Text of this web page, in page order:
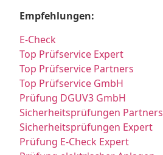
Empfehlungen:
E-Check
Top Prüfservice Expert
Top Prüfservice Partners
Top Prüfservice GmbH
Prüfung DGUV3 GmbH
Sicherheitsprüfungen Partners
Sicherheitsprüfungen Expert
Prüfung E-Check Expert